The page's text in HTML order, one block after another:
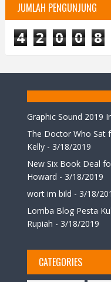
JUMLAH PENGUNJUNG
4 2 0 0 8
Graphic Sound 2019
The Doctor Who Sat
Kelly - 3/18/2019
New Six Book Deal
Howard - 3/18/2019
wort im bild - 3/18/
Lomba Blog Pesta
Rupiah - 3/18/2019
CATEGORIES